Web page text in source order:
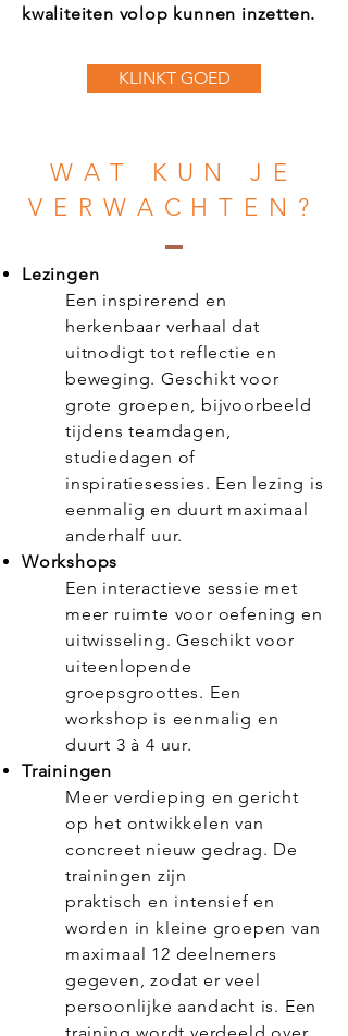
kwaliteiten volop kunnen inzetten.
KLINKT GOED
WAT KUN JE
VERWACHTEN?
Lezingen
Een inspirerend en
herkenbaar verhaal dat
uitnodigt tot reflectie en
beweging. Geschikt voor
grote groepen, bijvoorbeeld
tijdens teamdagen,
studiedagen of
inspiratiesessies. Een lezing is
eenmalig en duurt maximaal
anderhalf uur.
Workshops
Een interactieve sessie met
meer ruimte voor oefening en
uitwisseling. Geschikt voor
uiteenlopende
groepsgroottes. Een
workshop is eenmalig en
duurt 3 à 4 uur.
Trainingen
Meer verdieping en gericht
op het ontwikkelen van
concreet nieuw gedrag. De
trainingen zijn
praktisch en intensief en
worden in kleine groepen van
maximaal 12 deelnemers
gegeven, zodat er veel
persoonlijke aandacht is. Een